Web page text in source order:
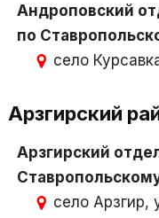
Андроповский
по
село
Арзгирский
Арзгирский
село Арзгир,